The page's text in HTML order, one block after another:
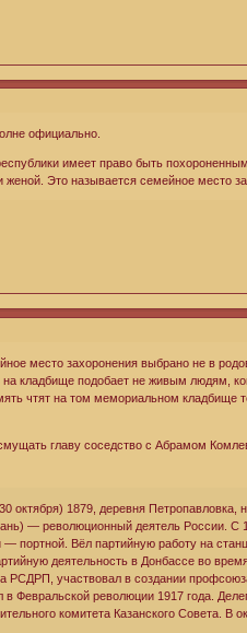
официально.
имеет право быть
Это называется семейное место
место захоронения выбрано не в
кладбище подобает не живым людям,
чтят на том мемориальном кладбище
главу соседство с Абрамом
октября) 1879, деревня Петропавловка,
— революционный деятель России.
портной. Вёл партийную работу на
деятельность в Донбассе во
РСДРП, участвовал в создании
в Февральской революции 1917 года.
комитета Казанского Совета. В